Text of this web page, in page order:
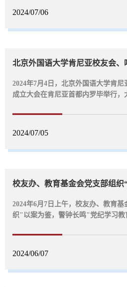
2024/07/06
北京外国语大学肯尼亚校友会、
2024年7月4日，北京外国语大学肯
成立大会在肯尼亚首都内罗毕举行，
2024/07/05
2024年6月7日上午，校友办、教育基
织"以案为鉴，警钟长鸣"党纪学习教
2024/06/07